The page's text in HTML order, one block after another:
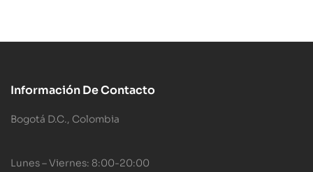
Información De Contacto
Bogotá D.C., Colombia
Lunes – Viernes: 8:00-20:00